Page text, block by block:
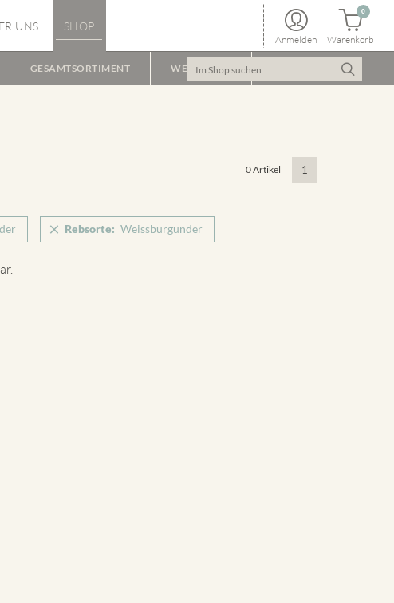
UNS SHOP
Anmelden Warenkorb
0
GESAMTSORTIMENT WEINPAKET
0 Artikel 1
Rebsorte: Weissburgunder